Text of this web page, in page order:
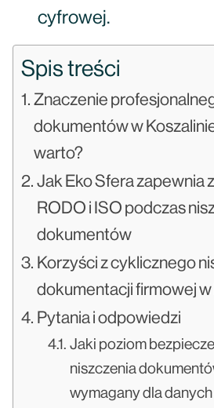
cyfrowej.
Spis treści
Znaczenie
dokumentów w
warto?
Jak Eko Sfera zapewnia
RODO i ISO podczas
dokumentów
Korzyści z cyklicznego
dokumentacji firmowej
Pytania i odpowiedzi
Jaki poziom
niszczenia
wymagany dla